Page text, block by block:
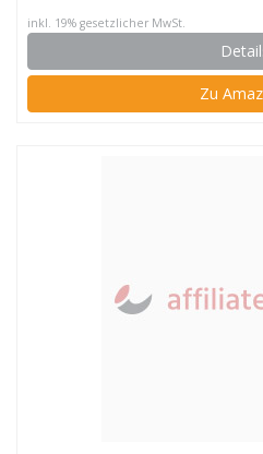
inkl. 19% gesetzlicher MwSt.
Zu